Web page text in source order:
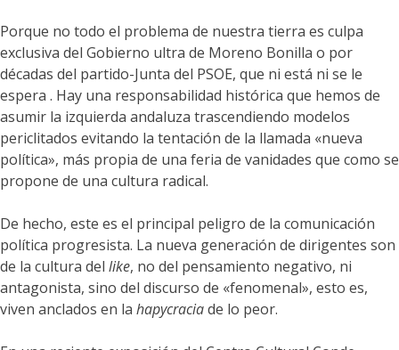
Porque no todo el problema de nuestra tierra es culpa
exclusiva del Gobierno ultra de Moreno Bonilla o por
décadas del partido-Junta del PSOE, que ni está ni se le
espera . Hay una responsabilidad histórica que hemos de
asumir la izquierda andaluza trascendiendo modelos
periclitados evitando la tentación de la llamada «nueva
política», más propia de una feria de vanidades que como se
propone de una cultura radical.
De hecho, este es el principal peligro de la comunicación
política progresista. La nueva generación de dirigentes son
de la cultura del like, no del pensamiento negativo, ni
antagonista, sino del discurso de «fenomenal», esto es,
viven anclados en la hapycraciade lo peor.